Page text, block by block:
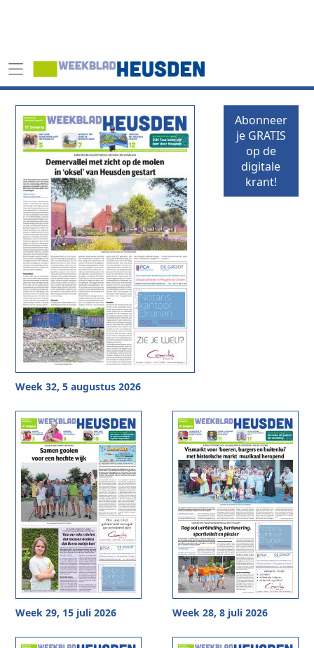
Abonneer
je GRATIS
op de
digitale
krant!
Week 32, 5 augustus 2026
Week 29, 15 juli 2026 Week 28, 8 juli 2026